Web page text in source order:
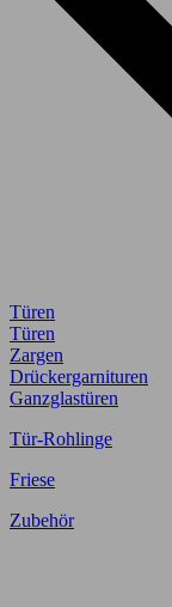
Türen
Türen
Zargen
Drückergarnituren
Ganzglastüren
Tür-Rohlinge
Friese
Zubehör